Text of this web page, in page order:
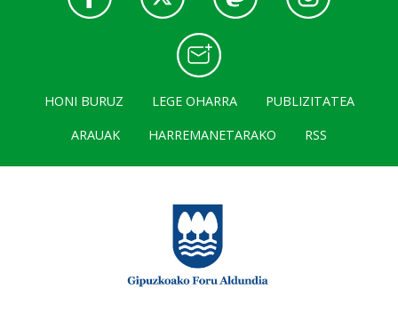
HONI BURUZ LEGE OHARRA
PUBLIZITATEA
ARAUAK
HARREMANETARAKO RSS